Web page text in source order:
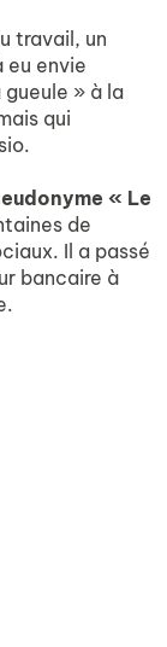
travail, un
eu envie
gueule » à la
qui
« Le
de
Il a passé
bancaire à